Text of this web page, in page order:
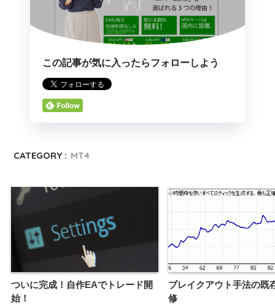
この記事が気に入ったらフォローしよう
CATEGORY : MT4
ついに完成！自作EAでトレード開
始！
ブレイクアウト手法の既
修